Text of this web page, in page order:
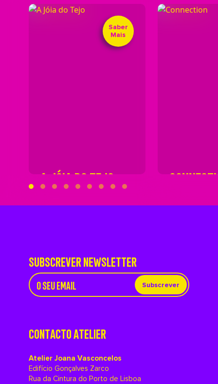
A JÓIA DO TEJO
Saber
Mais
SUBSCREVER NEWSLETTER
Subscrever
CONTACTO ATELIER
Atelier Joana Vasconcelos
Edifício Gonçalves Zarco
Rua da Cintura do Porto de Lisboa